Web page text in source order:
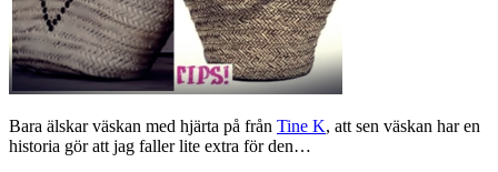
Bara älskar väskan med hjärta på från Tine K, att sen väskan har en
historia gör att jag faller lite extra för den…